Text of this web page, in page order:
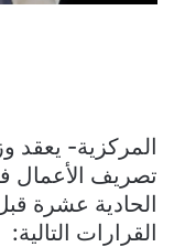
المركزية- يعقد
تصريف الأعمال
الحادية عشرة
القرارات التالية: